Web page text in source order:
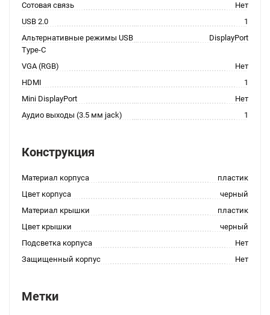
Сотовая связь
Нет
USB 2.0
1
Альтернативные режимы USB
Type-C
DisplayPort
VGA (RGB)
Нет
HDMI
1
Mini DisplayPort
Нет
Аудио выходы (3.5 мм jack)
1
Конструкция
Материал корпуса
пластик
Цвет корпуса
черный
Материал крышки
пластик
Цвет крышки
черный
Подсветка корпуса
Нет
Защищенный корпус
Нет
Метки